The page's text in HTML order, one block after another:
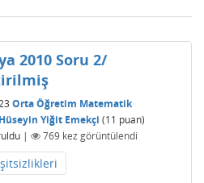
2010 Soru 2/
Orta Öğretim Matematik
Hüseyin Yiğit Emekçi (11 puan)
| 769kez görüntülendi